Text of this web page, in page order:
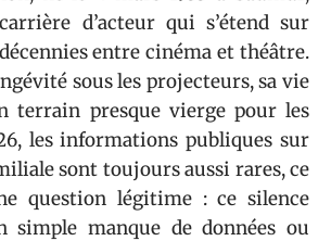
d’acteur qui s’étend sur
entre cinéma et théâtre.
sous les projecteurs, sa vie
terrain presque vierge pour les
les informations publiques sur
sont toujours aussi rares, ce
question légitime : ce silence
simple manque de données ou